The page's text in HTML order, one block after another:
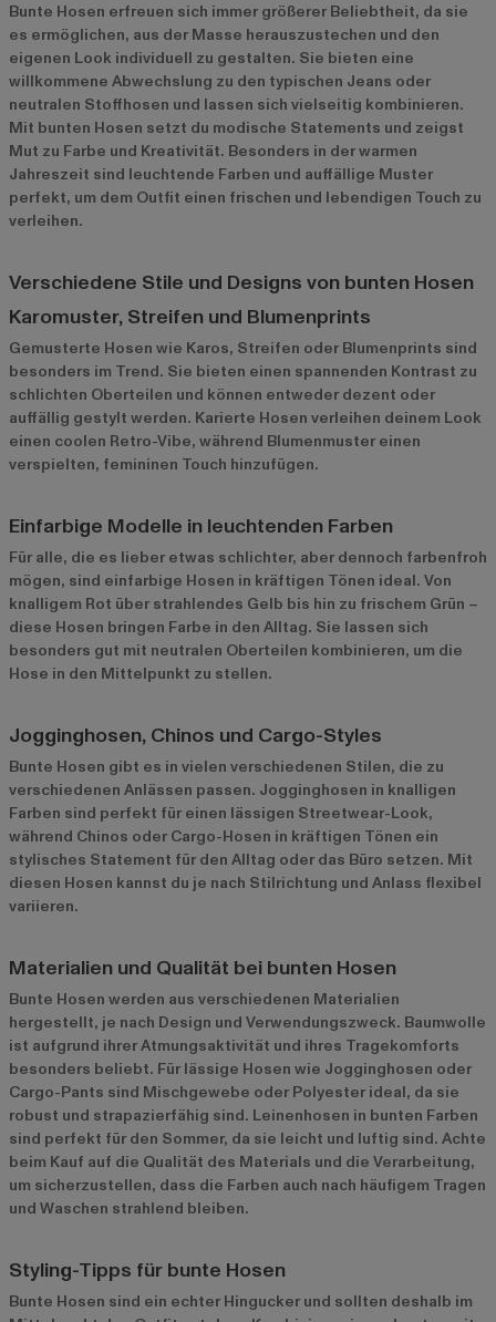
Bunte Hosen erfreuen sich immer größerer Beliebtheit, da sie
es ermöglichen, aus der Masse herauszustechen und den
eigenen Look individuell zu gestalten. Sie bieten eine
willkommene Abwechslung zu den typischen Jeans oder
neutralen Stoffhosen und lassen sich vielseitig kombinieren.
Mit bunten Hosen setzt du modische Statements und zeigst
Mut zu Farbe und Kreativität. Besonders in der warmen
Jahreszeit sind leuchtende Farben und auffällige Muster
perfekt, um dem Outfit einen frischen und lebendigen Touch zu
verleihen.
Verschiedene Stile und Designs von bunten Hosen
Karomuster, Streifen und Blumenprints
Gemusterte Hosen wie Karos, Streifen oder Blumenprints sind
besonders im Trend. Sie bieten einen spannenden Kontrast zu
schlichten Oberteilen und können entweder dezent oder
auffällig gestylt werden. Karierte Hosen verleihen deinem Look
einen coolen Retro-Vibe, während Blumenmuster einen
verspielten, femininen Touch hinzufügen.
Einfarbige Modelle in leuchtenden Farben
Für alle, die es lieber etwas schlichter, aber dennoch farbenfroh
mögen, sind einfarbige Hosen in kräftigen Tönen ideal. Von
knalligem Rot über strahlendes Gelb bis hin zu frischem Grün –
diese Hosen bringen Farbe in den Alltag. Sie lassen sich
besonders gut mit neutralen Oberteilen kombinieren, um die
Hose in den Mittelpunkt zu stellen.
Jogginghosen, Chinos und Cargo-Styles
Bunte Hosen gibt es in vielen verschiedenen Stilen, die zu
verschiedenen Anlässen passen. Jogginghosen in knalligen
Farben sind perfekt für einen lässigen Streetwear-Look,
während Chinos oder Cargo-Hosen in kräftigen Tönen ein
stylisches Statement für den Alltag oder das Büro setzen. Mit
diesen Hosen kannst du je nach Stilrichtung und Anlass flexibel
variieren.
Materialien und Qualität bei bunten Hosen
Bunte Hosen werden aus verschiedenen Materialien
hergestellt, je nach Design und Verwendungszweck. Baumwolle
ist aufgrund ihrer Atmungsaktivität und ihres Tragekomforts
besonders beliebt. Für lässige Hosen wie Jogginghosen oder
Cargo-Pants sind Mischgewebe oder Polyester ideal, da sie
robust und strapazierfähig sind. Leinenhosen in bunten Farben
sind perfekt für den Sommer, da sie leicht und luftig sind. Achte
beim Kauf auf die Qualität des Materials und die Verarbeitung,
um sicherzustellen, dass die Farben auch nach häufigem Tragen
und Waschen strahlend bleiben.
Styling-Tipps für bunte Hosen
Bunte Hosen sind ein echter Hingucker und sollten deshalb im